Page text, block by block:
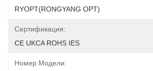
RYOPT(RONGYANG OPT)
Сертификация:
CE UKCA ROHS IES
Номер Модели: